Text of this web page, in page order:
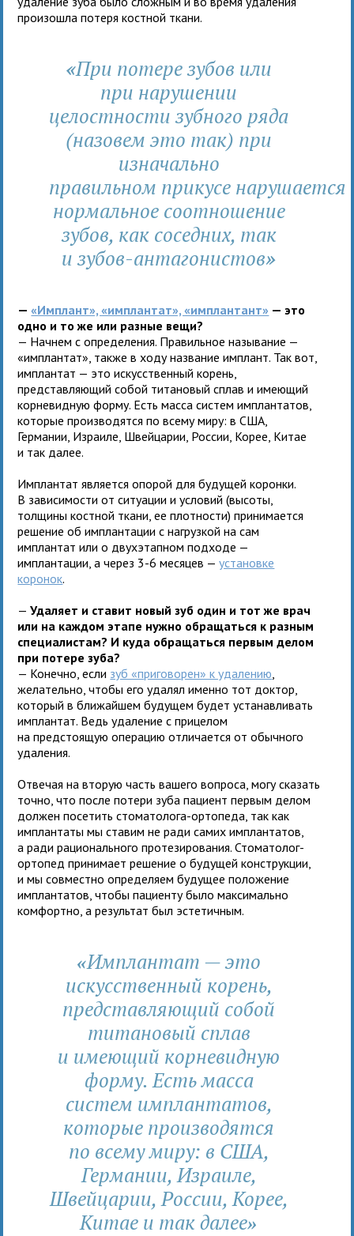
произошла потеря костной ткани.
«При потере зубов или
при нарушении
целостности зубного ряда
(назовем это так) при
изначально
правильном прикусе нарушается
нормальное соотношение
зубов, как соседних, так
и зубов-антагонистов»
—«Имплант», «имплантат», «имплантант» — это
одно и то же или разные вещи?
— Начнем с определения. Правильное называние —
«имплантат», также в ходу название имплант. Так вот,
имплантат — это искусственный корень,
представляющий собой титановый сплав и имеющий
корневидную форму. Есть масса систем имплантатов,
которые производятся по всему миру: в США,
Германии, Израиле, Швейцарии, России, Корее, Китае
и так далее.
Имплантат является опорой для будущей коронки.
В зависимости от ситуации и условий (высоты,
толщины костной ткани, ее плотности) принимается
решение об имплантации с нагрузкой на сам
имплантат или о двухэтапном подходе —
имплантации, а через 3-6 месяцев —установке
коронок.
—Удаляет и ставит новый зуб один и тот же врач
или на каждом этапе нужно обращаться к разным
специалистам? И куда обращаться первым делом
при потере зуба?
— Конечно, если зуб «приговорен» к удалению
желательно, чтобы его удалял именно тот доктор,
который в ближайшем будущем будет устанавливать
имплантат. Ведь удаление с прицелом
на предстоящую операцию отличается от обычного
удаления.
Отвечая на вторую часть вашего вопроса, могу сказать
точно, что после потери зуба пациент первым делом
должен посетить стоматолога-ортопеда, так как
имплантаты мы ставим не ради самих имплантатов,
а ради рационального протезирования. Стоматолог-
ортопед принимает решение о будущей конструкции,
и мы совместно определяем будущее положение
имплантатов, чтобы пациенту было максимально
комфортно, а результат был эстетичным.
«Имплантат — это
искусственный корень,
представляющий собой
титановый сплав
и имеющий корневидную
форму. Есть масса
систем имплантатов,
которые производятся
по всему миру: в США,
Германии, Израиле,
Швейцарии, России, Корее,
Китае и так далее»